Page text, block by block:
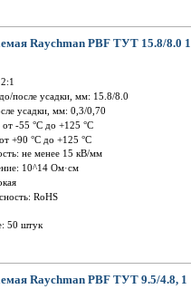
Raychman PBF ТУТ 15.8/8.0 1
после усадки, мм: 15.8/8.0
усадки, мм: 0,3/0,70
-55 °C до +125 °C
+90 °С до +125 °С
не менее 15 кВ/мм
10^14 Ом·см
RoHS
50 штук
Raychman PBF ТУТ 9.5/4.8, 1